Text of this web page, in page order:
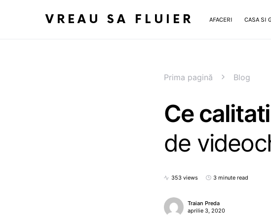
VREAU SA FLUIER AFACERI CASA SI
Prima pagină Blog
Ce
de
353 views 3 minute read
Traian Preda
aprilie 3, 2020